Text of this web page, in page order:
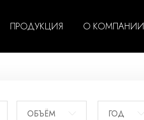
ПРОДУКЦИЯ О КОМПАНИИ
ОБЪЁМ ГОД